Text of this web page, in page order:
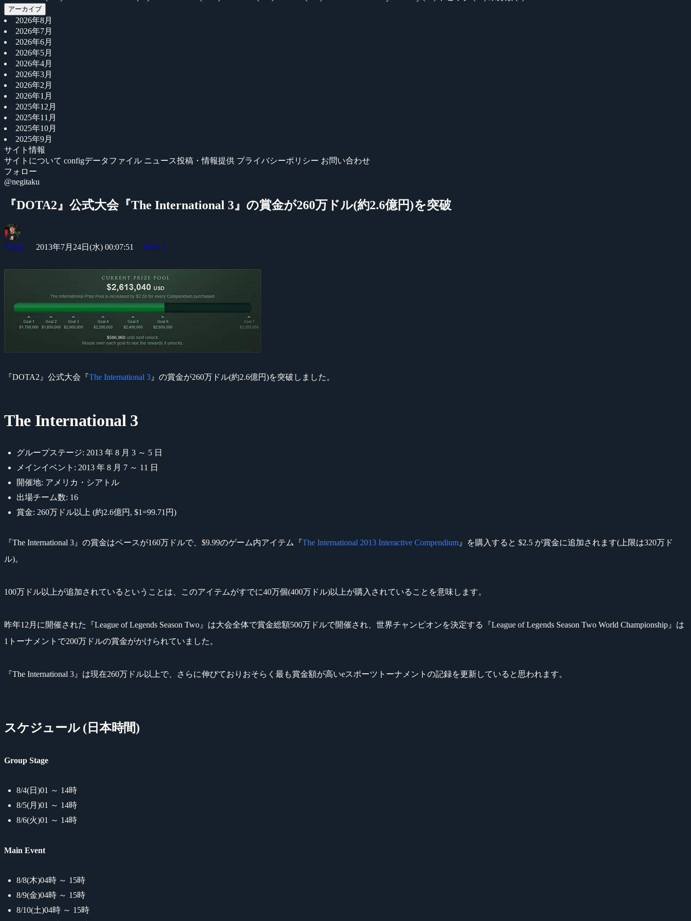
アーカイブ
2026年8月
2026年7月
2026年6月
2026年5月
2026年4月
2026年3月
2026年2月
2026年1月
2025年12月
2025年11月
2025年10月
2025年9月
サイト情報
サイトについて configデータファイル ニュース投稿・情報提供 プライバシーポリシー お問い合わせ
フォロー
@negitaku
『DOTA2』公式大会『The International 3』の賞金が260万ドル(約2.6億円)を突破
Yossy 2013年7月24日(水) 00:07:51 Dota 2
『DOTA2』公式大会『The International 3 』の賞金が260万ドル(約2.6億円)を突破しました。
The International 3
グループステージ: 2013 年 8 月 3 ～ 5 日
メインイベント: 2013 年 8 月 7 ～ 11 日
開催地: アメリカ・シアトル
出場チーム数: 16
賞金: 260万ドル以上 (約2.6億円, $1=99.71円)
『The International 3』の賞金はベースが160万ドルで、$9.99のゲーム内アイテム『The International 2013 Interactive Compendium 』を購入すると $2.5 が賞金に追加されます(上限は320万ド
ル)。
100万ドル以上が追加されているということは、このアイテムがすでに40万個(400万ドル)以上が購入されていることを意味します。
昨年12月に開催された『League of Legends Season Two』は大会全体で賞金総額500万ドルで開催され、世界チャンピオンを決定する『League of Legends Season Two World Championship』は
1トーナメントで200万ドルの賞金がかけられていました。
『The International 3』は現在260万ドル以上で、さらに伸びておりおそらく最も賞金額が高いeスポーツトーナメントの記録を更新していると思われます。
スケジュール (日本時間)
Group Stage
8/4(日)01 ～ 14時
8/5(月)01 ～ 14時
8/6(火)01 ～ 14時
Main Event
8/8(木)04時 ～ 15時
8/9(金)04時 ～ 15時
8/10(土)04時 ～ 15時